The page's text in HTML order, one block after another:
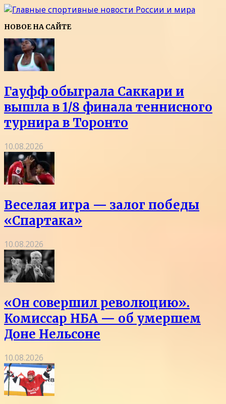
НОВОЕ НА САЙТЕ
Гауфф обыграла Саккари и
вышла в 1/8 финала теннисного
турнира в Торонто
10.08.2026
Веселая игра — залог победы
«Спартака»
10.08.2026
«Он совершил революцию».
Комиссар НБА — об умершем
Доне Нельсоне
10.08.2026